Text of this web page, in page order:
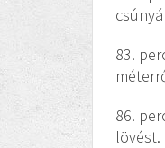
83.
86.
lövést.